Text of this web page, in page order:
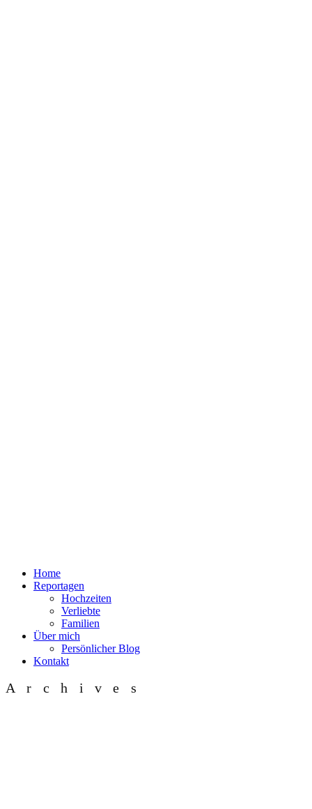
Home
Reportagen
Hochzeiten
Verliebte
Familien
Über mich
Persönlicher Blog
Kontakt
Archives